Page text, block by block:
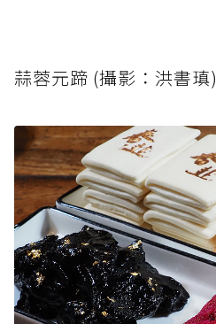
蒜蓉元蹄 (攝影：洪書瑱)